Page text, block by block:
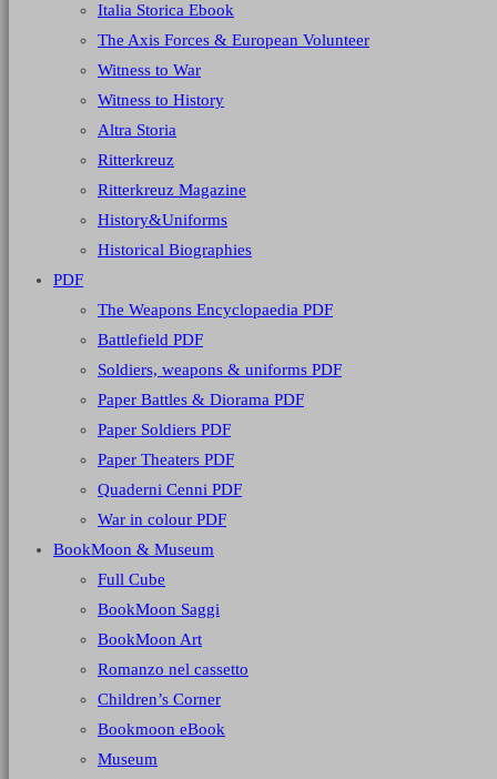
Italia Storica Ebook
The Axis Forces & European Volunteer
Witness to War
Witness to History
Altra Storia
Ritterkreuz
Ritterkreuz Magazine
History&Uniforms
Historical Biographies
PDF
The Weapons Encyclopaedia PDF
Battlefield PDF
Soldiers, weapons & uniforms PDF
Paper Battles & Diorama PDF
Paper Soldiers PDF
Paper Theaters PDF
Quaderni Cenni PDF
War in colour PDF
BookMoon & Museum
Full Cube
BookMoon Saggi
BookMoon Art
Romanzo nel cassetto
Children’s Corner
Bookmoon eBook
Museum